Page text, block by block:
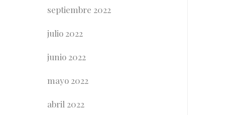
septiembre 2022
julio 2022
junio 2022
mayo 2022
abril 2022